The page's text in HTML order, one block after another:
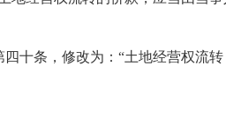
十条，修改为：“土地经营权流